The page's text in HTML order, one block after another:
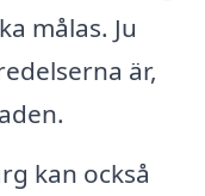
målas. Ju
är,
kan också